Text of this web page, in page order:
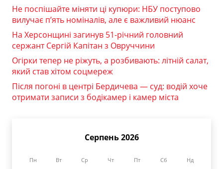
Не поспішайте міняти ці купюри: НБУ поступово
вилучає п’ять номіналів, але є важливий нюанс
На Херсонщині загинув 51-річний головний
сержант Сергій Капітан з Овруччини
Огірки тепер не ріжуть, а розбивають: літній салат,
який став хітом соцмереж
Після погоні в центрі Бердичева — суд: водій хоче
отримати записи з бодікамер і камер міста
Серпень 2026
Пн Вт Ср Чт Пт Сб Нд